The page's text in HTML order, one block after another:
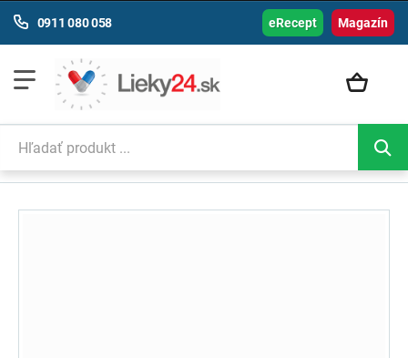
Magazín
0911 080 058 eRecept